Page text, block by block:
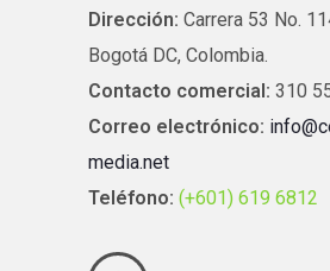
Dirección: Carrera 53 No.
Bogotá DC, Colombia.
Contacto comercial: 310
Correo electrónico:
media.net
Teléfono: (+601) 619 6812